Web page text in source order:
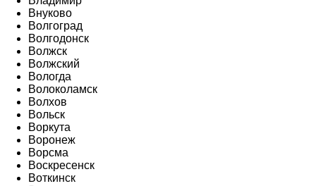
Внуково
Волгоград
Волгодонск
Волжск
Волжский
Вологда
Волоколамск
Волхов
Вольск
Воркута
Воронеж
Ворсма
Воскресенск
Воткинск